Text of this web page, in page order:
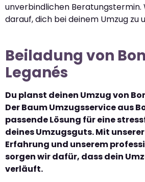
unverbindlichen Beratungstermin.
darauf, dich bei deinem Umzug zu
Beiladung von
Leganés
Du planst deinen Umzug von
Der Baum Umzugsservice aus
passende Lösung für eine
deines Umzugsguts. Mit
Erfahrung und unserem
sorgen wir dafür, dass dein
verläuft.